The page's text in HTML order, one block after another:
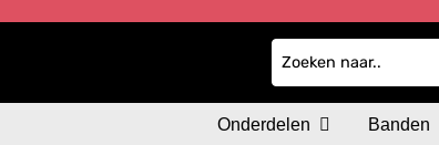
Onderdelen Banden